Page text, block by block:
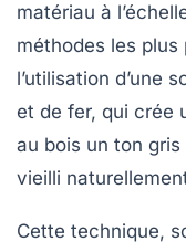
matériau à
méthodes les
l’utilisation d’une
et de fer, qui crée
au bois un ton
vieilli
Cette technique,